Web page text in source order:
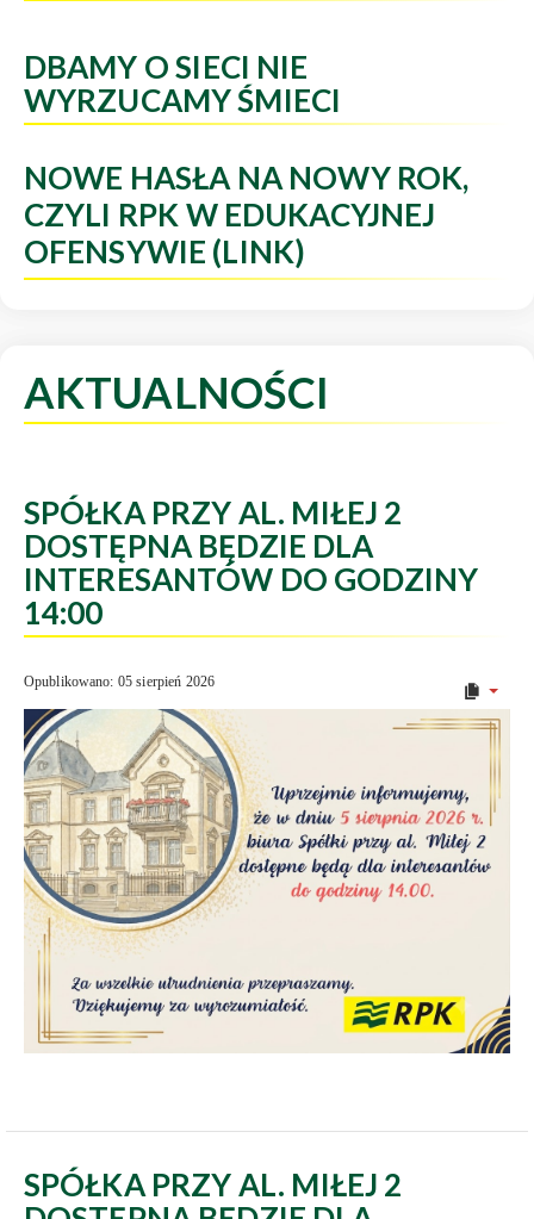
DBAMY O SIECI NIE
WYRZUCAMY ŚMIECI
NOWE HASŁA NA NOWY ROK,
CZYLI RPK W EDUKACYJNEJ
OFENSYWIE (LINK)
AKTUALNOŚCI
SPÓŁKA PRZY AL. MIŁEJ 2
DOSTĘPNA BĘDZIE DLA
INTERESANTÓW DO GODZINY
14:00
Opublikowano: 05 sierpień 2026
SPÓŁKA PRZY AL. MIŁEJ 2